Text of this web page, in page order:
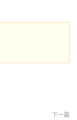
下一篇